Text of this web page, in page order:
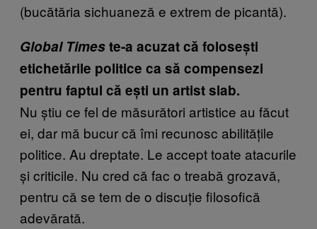
(bucătăria sichuaneză e extrem de picantă).
Global Timeste-a acuzat că folosești
etichetările politice ca să compensezi
pentru faptul că ești un artist slab.
Nu știu ce fel de măsurători artistice au făcut
ei, dar mă bucur că îmi recunosc abilitățile
politice. Au dreptate. Le accept toate atacurile
și criticile. Nu cred că fac o treabă grozavă,
pentru că se tem de o discuție filosofică
adevărată.